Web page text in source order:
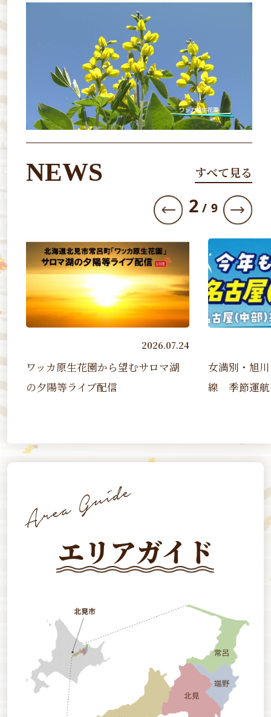
NEWS すべて見る
望むサロマ湖
女満別・旭川－名古屋（中部）
線 季節運航（2026 7/17~2...
3 / 9
エリアガイド